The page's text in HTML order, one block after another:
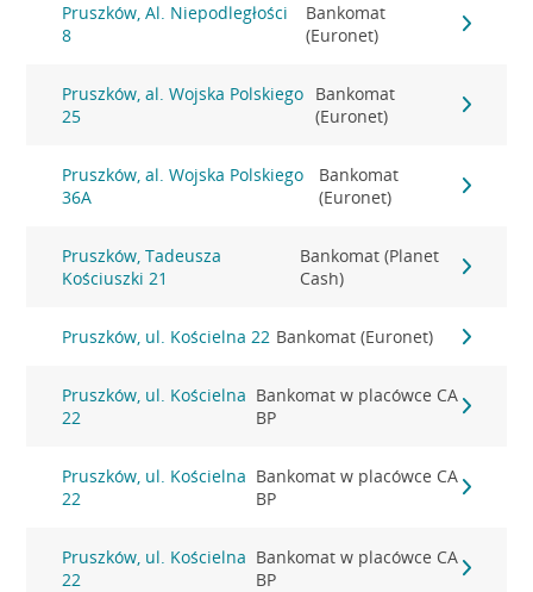
Pruszków, Al. Niepodległości
8
Bankomat
(Euronet)
Pruszków, al. Wojska Polskiego
25
Bankomat
(Euronet)
Pruszków, al. Wojska Polskiego
36A
Bankomat
(Euronet)
Pruszków, Tadeusza
Kościuszki 21
Bankomat (Planet
Cash)
Pruszków, ul. Kościelna 22 Bankomat (Euronet)
Pruszków, ul. Kościelna
22
Bankomat w placówce CA
BP
Pruszków, ul. Kościelna
22
Bankomat w placówce CA
BP
Pruszków, ul. Kościelna
22
Bankomat w placówce CA
BP